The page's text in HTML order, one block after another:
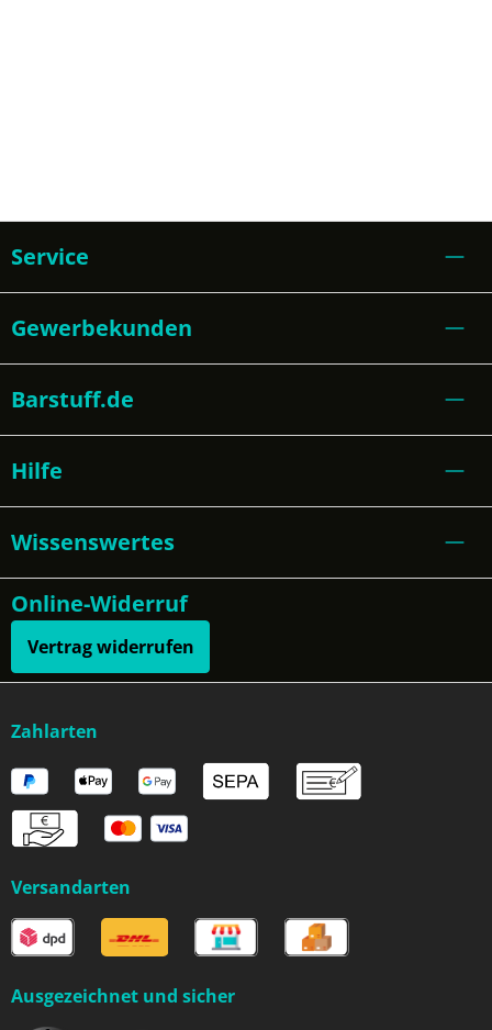
Service
Gewerbekunden
Barstuff.de
Hilfe
Wissenswertes
Online-Widerruf
Vertrag widerrufen
Zahlarten
Versandarten
Ausgezeichnet und sicher